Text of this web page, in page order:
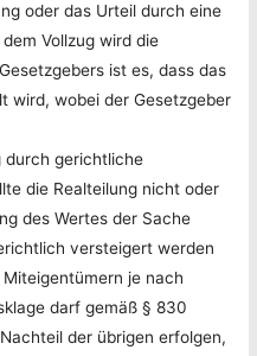
oder das Urteil durch eine
Vollzug wird die
ist es, dass das
wird, wobei der Gesetzgeber
durch gerichtliche
die Realteilung nicht oder
des Wertes der Sache
versteigert werden
je nach
darf gemäß § 830
der übrigen erfolgen,